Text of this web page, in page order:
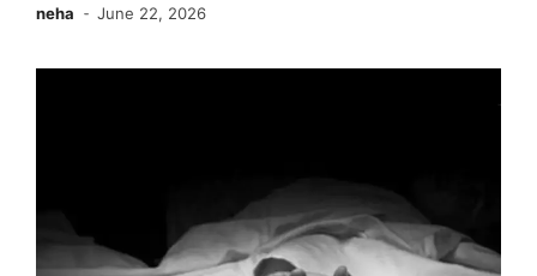
neha June 22, 2026